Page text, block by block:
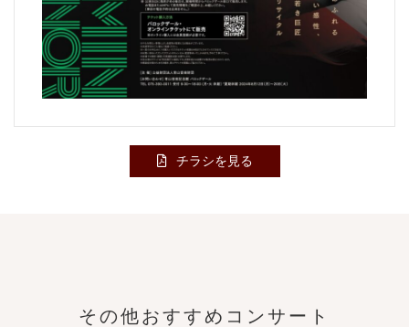
チラシを見る
その他おすすめコンサート